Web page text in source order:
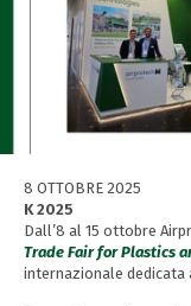
8 OTTOBRE 2025
K 2025
Dall’8 al 15 ottobre
Trade Fair for Plastics
internazionale